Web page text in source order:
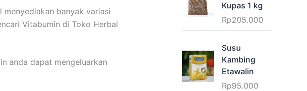
banyak variasi
Vitabumin di Toko Herbal
anda dapat mengeluarkan
Kupas 1 kg
Rp205.000
Susu
Kambing
Etawalin
Rp95.000